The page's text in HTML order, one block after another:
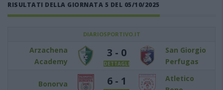
RISULTATI DELLA GIORNATA 5 DEL 05/10/2025
DIARIOSPORTIVO.IT
Arzachena
Academy
3 - 0
DETTAGLI
San Giorgio
Perfugas
Bonorva 6 - 1
Atletico